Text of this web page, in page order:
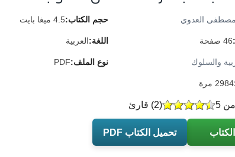
مصطفى العدوي حجم الكتاب:4.5 ميغا بايت
46 صفحة اللغة:العربية
والسلوك نوع الملف:PDF
2984 مرة
(
2) قارئ
تحميل الكتاب PDF